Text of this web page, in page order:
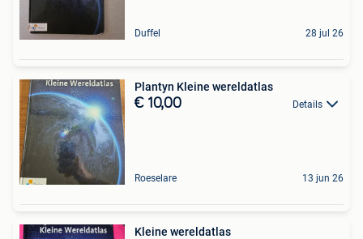
Duffel 28 jul 26
Plantyn Kleine wereldatlas
€ 10,00 Details
Roeselare 13 jun 26
Kleine wereldatlas